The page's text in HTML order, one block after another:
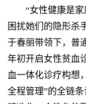
“女性健康是
困扰她们的隐形杀
于春丽带领下，普
年初开启女性贫血
血一体化诊疗构想
全程管理”的全链